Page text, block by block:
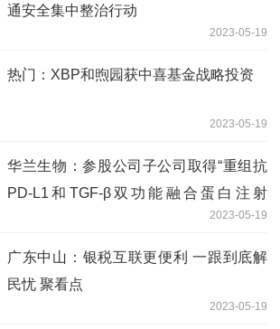
通安全集中整治行动
2023-05-19
热门：XBP和煦园获中喜基金战略投资
2023-05-19
华兰生物：参股公司子公司取得“重组抗
PD-L1和TGF-β双功能融合蛋白注射
液”药物临床试验批准通知书_天天聚看点
2023-05-19
广东中山：银税互联更便利 一跟到底解
民忧 聚看点
2023-05-19